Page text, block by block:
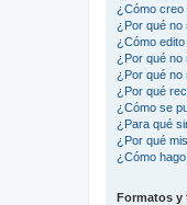
¿Cómo creo
¿Por qué no
¿Cómo
¿Por qué no
¿Por qué no
¿Por qué
¿Cómo se
¿Para qué
¿Por qué
¿Cómo
Formatos y